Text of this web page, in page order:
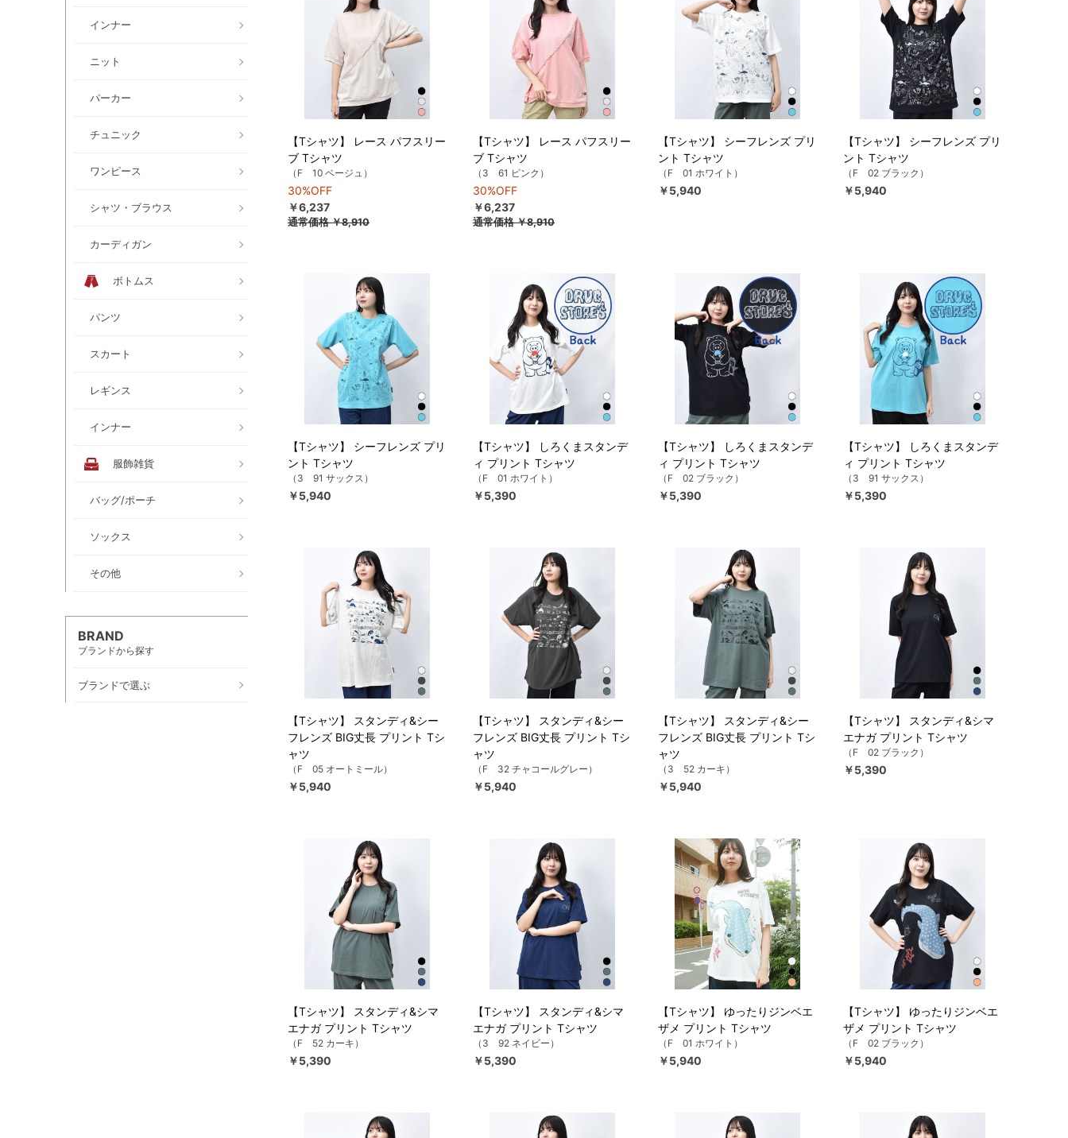
インナー
ニット
パーカー
チュニック
ワンピース
シャツ・ブラウス
カーディガン
ボトムス
パンツ
スカート
レギンス
インナー
服飾雑貨
バッグ/ポーチ
ソックス
その他
BRAND
ブランドから探す
ブランドで選ぶ
【Tシャツ】 レース パフスリー
ブ Tシャツ
（F 10 ベージュ）
30%OFF
￥6,237
通常価格￥8,910
【Tシャツ】 レース パフスリー
ブ Tシャツ
（3 61 ピンク）
30%OFF
￥6,237
通常価格￥8,910
【Tシャツ】 シーフレンズ プリ
ント Tシャツ
（F 01 ホワイト）
￥5,940
【Tシャツ】 シーフレンズ プリ
ント Tシャツ
（F 02 ブラック）
￥5,940
【Tシャツ】 シーフレンズ プリ
ント Tシャツ
（3 91 サックス）
￥5,940
【Tシャツ】 しろくまスタンデ
ィ プリント Tシャツ
（F 01 ホワイト）
￥5,390
【Tシャツ】 しろくまスタンデ
ィ プリント Tシャツ
（F 02 ブラック）
￥5,390
【Tシャツ】 しろくまスタンデ
ィ プリント Tシャツ
（3 91 サックス）
￥5,390
【Tシャツ】 スタンディ&シー
フレンズ BIG丈長 プリント Tシ
ャツ
（F 05 オートミール）
￥5,940
【Tシャツ】 スタンディ&シー
フレンズ BIG丈長 プリント Tシ
ャツ
（F 32 チャコールグレー）
￥5,940
【Tシャツ】 スタンディ&シー
フレンズ BIG丈長 プリント Tシ
ャツ
（3 52 カーキ）
￥5,940
【Tシャツ】 スタンディ&シマ
エナガ プリント Tシャツ
（F 02 ブラック）
￥5,390
【Tシャツ】 スタンディ&シマ
エナガ プリント Tシャツ
（F 52 カーキ）
￥5,390
【Tシャツ】 スタンディ&シマ
エナガ プリント Tシャツ
（3 92 ネイビー）
￥5,390
【Tシャツ】 ゆったりジンベエ
ザメ プリント Tシャツ
（F 01 ホワイト）
￥5,940
【Tシャツ】 ゆったりジンベエ
ザメ プリント Tシャツ
（F 02 ブラック）
￥5,940